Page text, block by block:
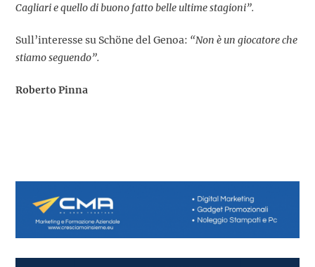
Cagliari e quello di buono fatto belle ultime stagioni”.
Sull’interesse su Schöne del Genoa: “Non è un giocatore che
stiamo seguendo”.
Roberto Pinna